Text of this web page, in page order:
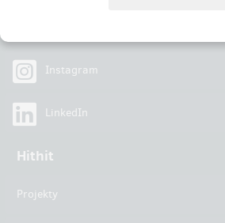
Instagram
LinkedIn
Hithit
Projekty